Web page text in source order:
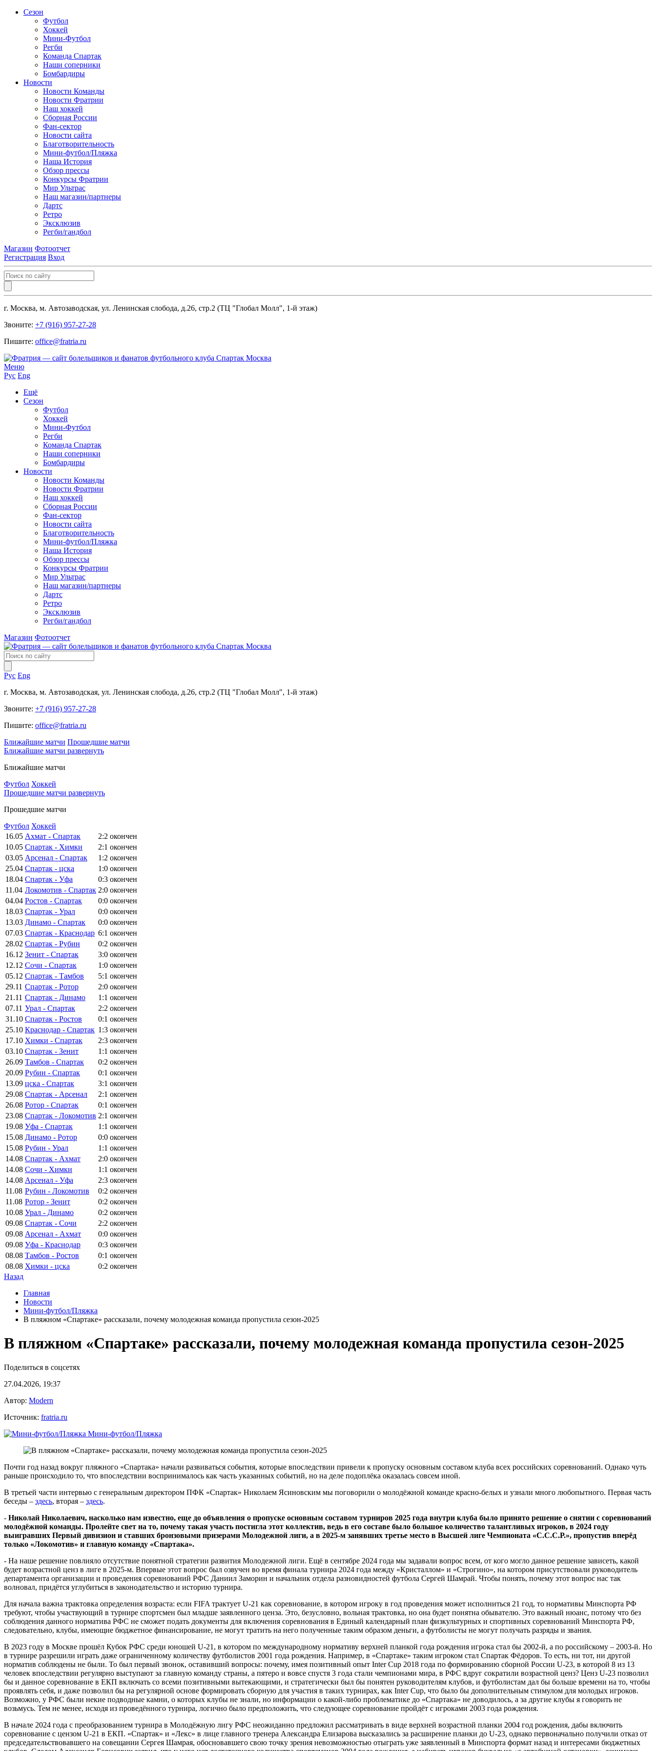
Сезон
Футбол
Хоккей
Мини-Футбол
Регби
Команда Спартак
Наши соперники
Бомбардиры
Новости
Новости Команды
Новости Фратрии
Наш хоккей
Сборная России
Фан-cектор
Новости сайта
Благотворительность
Мини-футбол/Пляжка
Наша История
Обзор прессы
Конкурсы Фратрии
Мир Ультрас
Наш магазин/партнеры
Дартс
Ретро
Эксклюзив
Регби/гандбол
Магазин Фотоотчет
Регистрация Вход
г. Москва, м. Автозаводская, ул. Ленинская слобода, д.26, стр.2 (ТЦ "Глобал Молл", 1-й этаж)
Звоните: +7 (916) 957-27-28
Пишите: office@fratria.ru
Меню
Рус Eng
Ещё
Сезон
Футбол
Хоккей
Мини-Футбол
Регби
Команда Спартак
Наши соперники
Бомбардиры
Новости
Новости Команды
Новости Фратрии
Наш хоккей
Сборная России
Фан-cектор
Новости сайта
Благотворительность
Мини-футбол/Пляжка
Наша История
Обзор прессы
Конкурсы Фратрии
Мир Ультрас
Наш магазин/партнеры
Дартс
Ретро
Эксклюзив
Регби/гандбол
Магазин Фотоотчет
Рус Eng
г. Москва, м. Автозаводская, ул. Ленинская слобода, д.26, стр.2 (ТЦ "Глобал Молл", 1-й этаж)
Звоните: +7 (916) 957-27-28
Пишите: office@fratria.ru
Ближайшие матчи Прошедшие матчи
Ближайшие матчи развернуть
Ближайшие матчи
Футбол Хоккей
Прошедшие матчи развернуть
Прошедшие матчи
Футбол Хоккей
16.05 Ахмат - Спартак 2:2 окончен
10.05 Спартак - Химки 2:1 окончен
03.05 Арсенал - Спартак 1:2 окончен
25.04 Спартак - цска 1:0 окончен
18.04 Спартак - Уфа 0:3 окончен
11.04 Локомотив - Спартак 2:0 окончен
04.04 Ростов - Спартак 0:0 окончен
18.03 Спартак - Урал 0:0 окончен
13.03 Динамо - Спартак 0:0 окончен
07.03 Спартак - Краснодар 6:1 окончен
28.02 Спартак - Рубин 0:2 окончен
16.12 Зенит - Спартак 3:0 окончен
12.12 Сочи - Спартак 1:0 окончен
05.12 Спартак - Тамбов 5:1 окончен
29.11 Спартак - Ротор 2:0 окончен
21.11 Спартак - Динамо 1:1 окончен
07.11 Урал - Спартак 2:2 окончен
31.10 Спартак - Ростов 0:1 окончен
25.10 Краснодар - Спартак 1:3 окончен
17.10 Химки - Спартак 2:3 окончен
03.10 Спартак - Зенит 1:1 окончен
26.09 Тамбов - Спартак 0:2 окончен
20.09 Рубин - Спартак 0:1 окончен
13.09 цска - Спартак 3:1 окончен
29.08 Спартак - Арсенал 2:1 окончен
26.08 Ротор - Спартак 0:1 окончен
23.08 Спартак - Локомотив 2:1 окончен
19.08 Уфа - Спартак 1:1 окончен
15.08 Динамо - Ротор 0:0 окончен
15.08 Рубин - Урал 1:1 окончен
14.08 Спартак - Ахмат 2:0 окончен
14.08 Сочи - Химки 1:1 окончен
14.08 Арсенал - Уфа 2:3 окончен
11.08 Рубин - Локомотив 0:2 окончен
11.08 Ротор - Зенит 0:2 окончен
10.08 Урал - Динамо 0:2 окончен
09.08 Спартак - Сочи 2:2 окончен
09.08 Арсенал - Ахмат 0:0 окончен
09.08 Уфа - Краснодар 0:3 окончен
08.08 Тамбов - Ростов 0:1 окончен
08.08 Химки - цска 0:2 окончен
Назад
Главная
Новости
Мини-футбол/Пляжка
В пляжном «Спартаке» рассказали, почему молодежная команда пропустила сезон-2025
В пляжном «Спартаке» рассказали, почему молодежная команда пропустила сезон-2025
Поделиться в соцсетях
27.04.2026, 19:37
Автор: Modern
Источник: fratria.ru
Мини-футбол/Пляжка
Почти год назад вокруг пляжного «Спартака» начали развиваться события, которые впоследствии привели к пропуску основным составом клуба всех российских соревнований. Однако чуть
раньше происходило то, что впоследствии воспринималось как часть указанных событий, но на деле подоплёка оказалась совсем иной.
В третьей части интервью с генеральным директором ПФК «Спартак» Николаем Ясиновским мы поговорили о молодёжной команде красно-белых и узнали много любопытного. Первая часть
беседы – здесь, вторая – здесь.
- Николай Николаевич, насколько нам известно, еще до объявления о пропуске основным составом турниров 2025 года внутри клуба было принято решение о снятии с соревнований
молодёжной команды. Пролейте свет на то, почему такая участь постигла этот коллектив, ведь в его составе было большое количество талантливых игроков, в 2024 году
выигравших Первый дивизион и ставших бронзовыми призерами Молодежной лиги, а в 2025-м занявших третье место в Высшей лиге Чемпионата «С.С.С.Р.», пропустив вперёд
только «Локомотив» и главную команду «Спартака».
- На наше решение повлияло отсутствие понятной стратегии развития Молодежной лиги. Ещё в сентябре 2024 года мы задавали вопрос всем, от кого могло данное решение зависеть, какой
будет возрастной ценз в лиге в 2025-м. Впервые этот вопрос был озвучен во время финала турнира 2024 года между «Кристаллом» и «Строгино», на котором присутствовали руководитель
департамента организации и проведения соревнований РФС Даниил Заморин и начальник отдела разновидностей футбола Сергей Шамрай. Чтобы понять, почему этот вопрос нас так
волновал, придётся углубиться в законодательство и историю турнира.
Для начала важна трактовка определения возраста: если FIFA трактует U-21 как соревнование, в котором игроку в год проведения может исполниться 21 год, то нормативы Минспорта РФ
требуют, чтобы участвующий в турнире спортсмен был младше заявленного ценза. Это, безусловно, вольная трактовка, но она будет понятна обывателю. Это важный нюанс, потому что без
соблюдения данного норматива РФС не сможет подать документы для включения соревнования в Единый календарный план физкультурных и спортивных соревнований Минспорта РФ,
следовательно, клубы, имеющие бюджетное финансирование, не могут тратить на него полученные таким образом деньги, а футболисты не могут получать разряды и звания.
В 2023 году в Москве прошёл Кубок РФС среди юношей U-21, в котором по международному нормативу верхней планкой года рождения игрока стал бы 2002-й, а по российскому – 2003-й. Но
в турнире разрешили играть даже ограниченному количеству футболистов 2001 года рождения. Например, в «Спартаке» таким игроком стал Спартак Фёдоров. То есть, ни тот, ни другой
норматив соблюдены не были. То был первый звонок, оставивший вопросы: почему, имея позитивный опыт Inter Cup 2018 года по формированию сборной России U-23, в которой 8 из 13
человек впоследствии регулярно выступают за главную команду страны, а пятеро и вовсе спустя 3 года стали чемпионами мира, в РФС вдруг сократили возрастной ценз? Ценз U-23 позволил
бы и данное соревнование в ЕКП включать со всеми позитивными вытекающими, и стратегически был бы понятен руководителям клубов, и футболистам дал бы больше времени на то, чтобы
проявлять себя, и даже позволил бы на регулярной основе формировать сборную для участия в таких турнирах, как Inter Cup, что было бы дополнительным стимулом для молодых игроков.
Возможно, у РФС были некие подводные камни, о которых клубы не знали, но информации о какой-либо проблематике до «Спартака» не доводилось, а за другие клубы я говорить не
возьмусь. Тем не менее, исходя из проведённого турнира, логично было предположить, что следующее соревнование пройдёт с игроками 2003 года рождения.
В начале 2024 года с преобразованием турнира в Молодёжную лигу РФС неожиданно предложил рассматривать в виде верхней возрастной планки 2004 год рождения, дабы включить
соревнование с цензом U-21 в ЕКП. «Спартак» и «Лекс» в лице главного тренера Александра Елизарова высказались за расширение планки до U-23, однако первоначально получили отказ от
председательствовавшего на совещании Сергея Шамрая, обосновавшего свою точку зрения невозможностью отыграть уже заявленный в Минспорта формат назад и интересами бюджетных